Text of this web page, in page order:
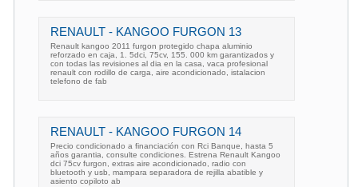
RENAULT - KANGOO FURGON 13
Renault kangoo 2011 furgon protegido chapa aluminio
reforzado en caja, 1. 5dci, 75cv, 155. 000 km garantizados y
con todas las revisiones al dia en la casa, vaca profesional
renault con rodillo de carga, aire acondicionado, istalacion
telefono de fab
RENAULT - KANGOO FURGON 14
Precio condicionado a financiación con Rci Banque, hasta 5
años garantia, consulte condiciones. Estrena Renault Kangoo
dci 75cv furgon, extras aire acondicionado, radio con
bluetooth y usb, mampara separadora de rejilla abatible y
asiento copiloto ab